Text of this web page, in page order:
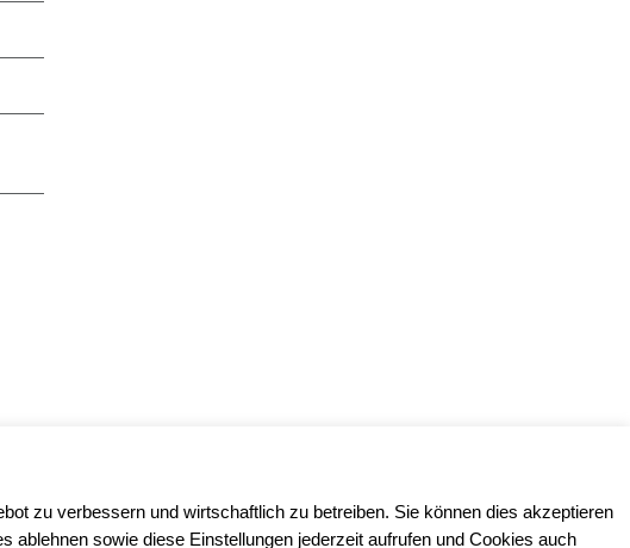
zu verbessern und wirtschaftlich zu betreiben. Sie können dies akzeptieren
ablehnen sowie diese Einstellungen jederzeit aufrufen und Cookies auch